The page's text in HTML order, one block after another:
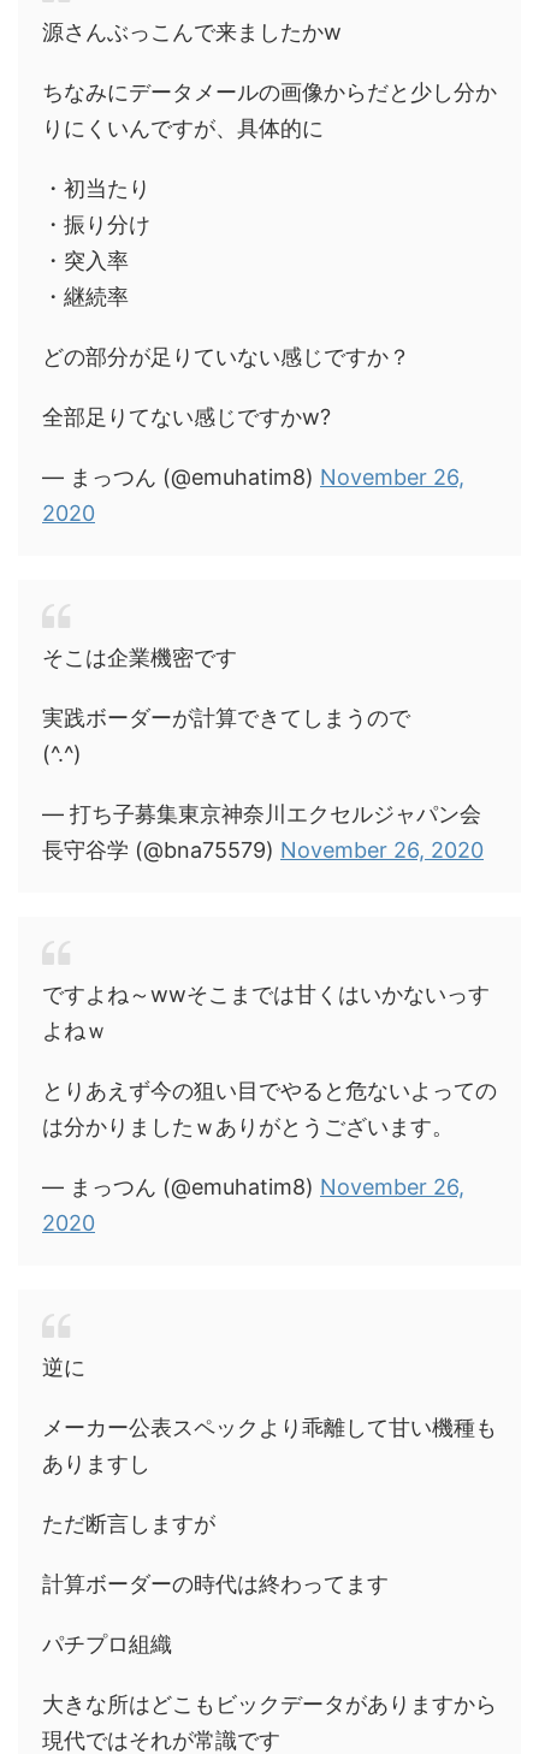
源さんぶっこんで来ましたかw
ちなみにデータメールの画像からだと少し分か
りにくいんですが、具体的に
・初当たり
・振り分け
・突入率
・継続率
どの部分が足りていない感じですか？
全部足りてない感じですかw?
— まっつん (@emuhatim8) November 26,
2020
そこは企業機密です
実践ボーダーが計算できてしまうので
(^.^)
— 打ち子募集東京神奈川エクセルジャパン会
長守谷学 (@bna75579) November 26, 2020
ですよね～wwそこまでは甘くはいかないっす
よねｗ
とりあえず今の狙い目でやると危ないよっての
は分かりましたｗありがとうございます。
— まっつん (@emuhatim8) November 26,
2020
逆に
メーカー公表スペックより乖離して甘い機種も
ありますし
ただ断言しますが
計算ボーダーの時代は終わってます
パチプロ組織
大きな所はどこもビックデータがありますから
現代ではそれが常識です